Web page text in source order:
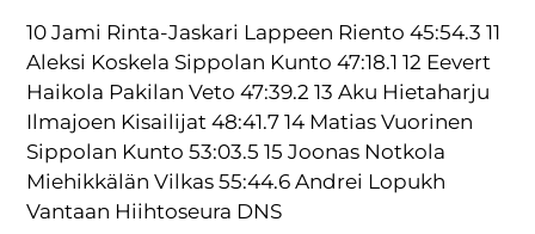
10 Jami Rinta-Jaskari Lappeen Riento 45:54.3 11
Aleksi Koskela Sippolan Kunto 47:18.1 12 Eevert
Haikola Pakilan Veto 47:39.2 13 Aku Hietaharju
Ilmajoen Kisailijat 48:41.7 14 Matias Vuorinen
Sippolan Kunto 53:03.5 15 Joonas Notkola
Miehikkälän Vilkas 55:44.6 Andrei Lopukh
Vantaan Hiihtoseura DNS